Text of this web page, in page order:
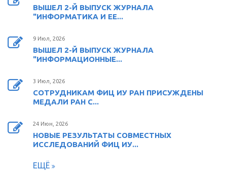
ВЫШЕЛ 2-Й ВЫПУСК ЖУРНАЛА
"ИНФОРМАТИКА И ЕЕ...
9 Июл, 2026
ВЫШЕЛ 2-Й ВЫПУСК ЖУРНАЛА
"ИНФОРМАЦИОННЫЕ...
3 Июл, 2026
СОТРУДНИКАМ ФИЦ ИУ РАН ПРИСУЖДЕНЫ
МЕДАЛИ РАН С...
24 Июн, 2026
НОВЫЕ РЕЗУЛЬТАТЫ СОВМЕСТНЫХ
ИССЛЕДОВАНИЙ ФИЦ ИУ...
ЕЩЁ